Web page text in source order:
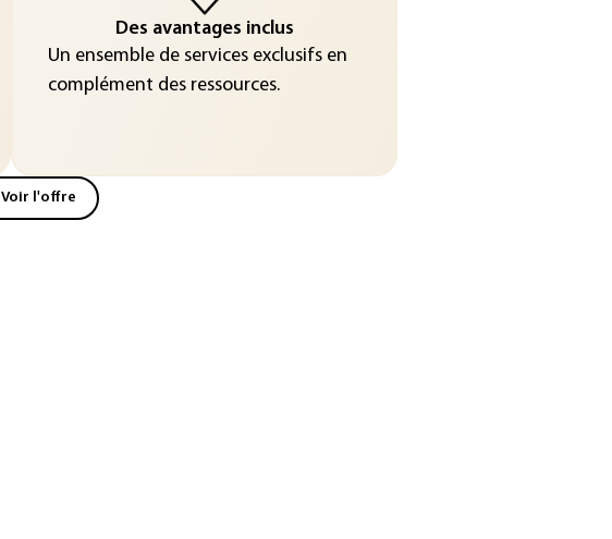
Des avantages inclus
Un ensemble de services exclusifs en
complément des ressources.
Voir l'offre